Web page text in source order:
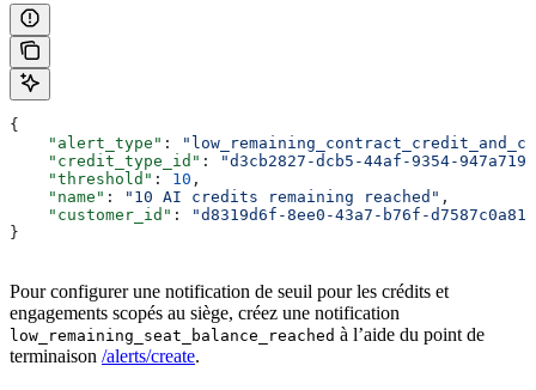
{
    "alert_type"
:
    "credit_type_id"
:
"d3cb2827-dcb5-44af-9354-
    "threshold"
: 10 ,
    "name"
: "10 AI credits remaining reached" ,
    "customer_id"
:
"d8319d6f-8ee0-43a7-b76f-
}
Pour configurer une notification de seuil pour les crédits et
engagements scopés au siège, créez une notification
low_remaining_seat_balance_reached à l’aide du point de
terminaison /alerts/create.